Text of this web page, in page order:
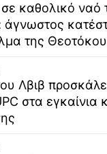
καθολικό ναό
της Θεοτόκου
Λβιβ
στα εγκαίνια